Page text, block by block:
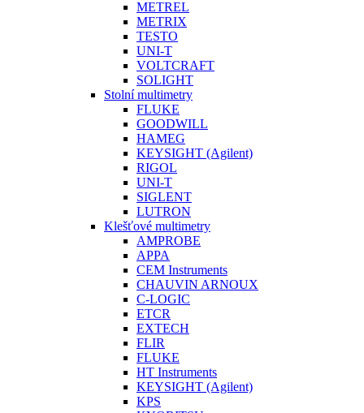
METREL
METRIX
TESTO
UNI-T
VOLTCRAFT
SOLIGHT
Stolní multimetry
FLUKE
GOODWILL
HAMEG
KEYSIGHT (Agilent)
RIGOL
UNI-T
SIGLENT
LUTRON
Klešťové multimetry
AMPROBE
APPA
CEM Instruments
CHAUVIN ARNOUX
C-LOGIC
ETCR
EXTECH
FLIR
FLUKE
HT Instruments
KEYSIGHT (Agilent)
KPS